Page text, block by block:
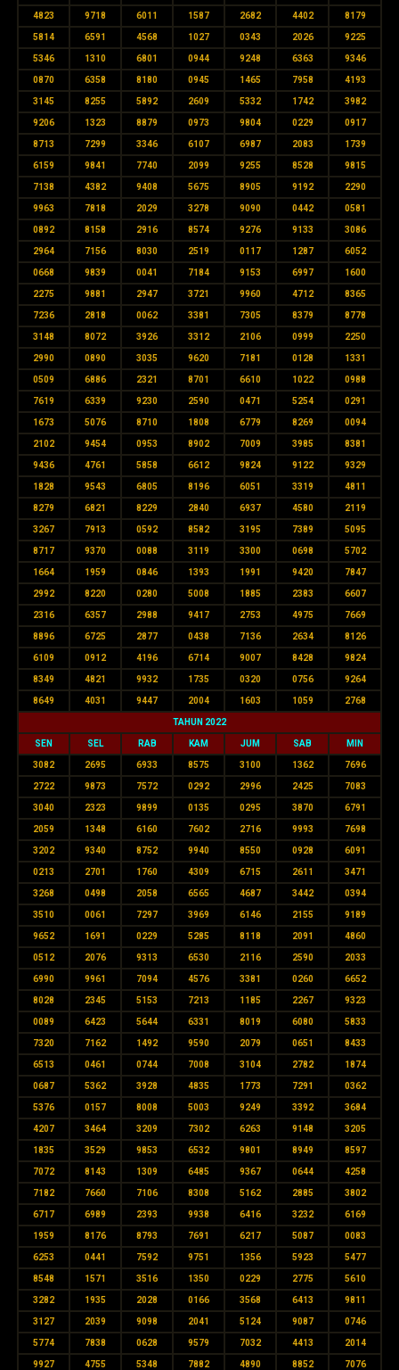
4823 9718 6011 1587 2682 4402 8179
5814 6591 4568 1027 0343 2026 9225
5346 1310 6801 0944 9248 6363 9346
0870 6358 8180 0945 1465 7958 4193
3145 8255 5892 2609 5332 1742 3982
9206 1323 8879 0973 9804 0229 0917
8713 7299 3346 6107 6987 2083 1739
6159 9841 7740 2099 9255 8528 9815
7138 4382 9408 5675 8905 9192 2290
9963 7818 2029 3278 9090 0442 0581
0892 8158 2916 8574 9276 9133 3086
2964 7156 8030 2519 0117 1287 6052
0668 9839 0041 7184 9153 6997 1600
2275 9881 2947 3721 9960 4712 8365
7236 2818 0062 3381 7305 8379 8778
3148 8072 3926 3312 2106 0999 2250
2990 0890 3035 9620 7181 0128 1331
0509 6886 2321 8701 6610 1022 0988
7619 6339 9230 2590 0471 5254 0291
1673 5076 8710 1808 6779 8269 0094
2102 9454 0953 8902 7009 3985 8381
9436 4761 5858 6612 9824 9122 9329
1828 9543 6805 8196 6051 3319 4811
8279 6821 8229 2840 6937 4580 2119
3267 7913 0592 8582 3195 7389 5095
8717 9370 0088 3119 3300 0698 5702
1664 1959 0846 1393 1991 9420 7847
2992 8220 0280 5008 1885 2383 6607
2316 6357 2988 9417 2753 4975 7669
8896 6725 2877 0438 7136 2634 8126
6109 0912 4196 6714 9007 8428 9824
8349 4821 9932 1735 0320 0756 9264
8649 4031 9447 2004 1603 1059 2768
TAHUN 2022
SEN SEL RAB KAM JUM SAB MIN
3082 2695 6933 8575 3100 1362 7696
2722 9873 7572 0292 2996 2425 7083
3040 2323 9899 0135 0295 3870 6791
2059 1348 6160 7602 2716 9993 7698
3202 9340 8752 9940 8550 0928 6091
0213 2701 1760 4309 6715 2611 3471
3268 0498 2058 6565 4687 3442 0394
3510 0061 7297 3969 6146 2155 9189
9652 1691 0229 5285 8118 2091 4860
0512 2076 9313 6530 2116 2590 2033
6990 9961 7094 4576 3381 0260 6652
8028 2345 5153 7213 1185 2267 9323
0089 6423 5644 6331 8019 6080 5833
7320 7162 1492 9590 2079 0651 8433
6513 0461 0744 7008 3104 2782 1874
0687 5362 3928 4835 1773 7291 0362
5376 0157 8008 5003 9249 3392 3684
4207 3464 3209 7302 6263 9148 3205
1835 3529 9853 6532 9801 8949 8597
7072 8143 1309 6485 9367 0644 4258
7182 7660 7106 8308 5162 2885 3802
6717 6989 2393 9938 6416 3232 6169
1959 8176 8793 7691 6217 5087 0083
6253 0441 7592 9751 1356 5923 5477
8548 1571 3516 1350 0229 2775 5610
3282 1935 2028 0166 3568 6413 9811
3127 2039 9098 2041 5124 9087 0746
5774 7838 0628 9579 7032 4413 2014
9927 4755 5348 7882 4890 8852 7076